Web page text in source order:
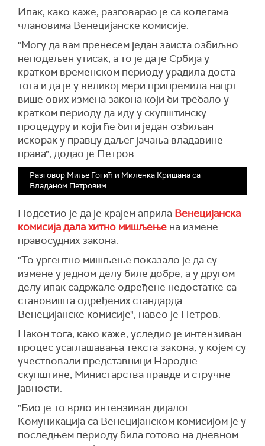
Ипак, како каже, разговарао је са колегама
члановима Венецијанске комисије.
"Могу да вам пренесем један заиста озбиљно
неподељен утисак, а то је да је Србија у
кратком временском периоду урадила доста
тога и да је у великој мери припремила нацрт
више ових измена закона који би требало у
кратком периоду да иду у скупштинску
процедуру и који ће бити један озбиљан
искорак у правцу даљег јачања владавине
права", додао је Петров.
Разговор Миље Гогић и Миленка Кришана са
Владаном Петровим
Подсетио је да је крајем априла Венецијанска
комисија дала хитно мишљење на измене
правосудних закона.
"То ургентно мишљење показало је да су
измене у једном делу биле добре, а у другом
делу ипак садржале одређене недостатке са
становишта одређених стандарда
Венецијанске комисије", навео је Петров.
Након тога, како каже, уследио је интензиван
процес усаглашавања текста закона, у којем су
учествовали представници Народне
скупштине, Министарства правде и стручне
јавности.
"Био је то врло интензиван дијалог.
Комуникација са Венецијанском комисијом је у
последњем периоду била готово на дневном